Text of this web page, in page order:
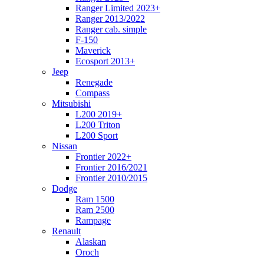
Ranger Limited 2023+
Ranger 2013/2022
Ranger cab. simple
F-150
Maverick
Ecosport 2013+
Jeep
Renegade
Compass
Mitsubishi
L200 2019+
L200 Triton
L200 Sport
Nissan
Frontier 2022+
Frontier 2016/2021
Frontier 2010/2015
Dodge
Ram 1500
Ram 2500
Rampage
Renault
Alaskan
Oroch